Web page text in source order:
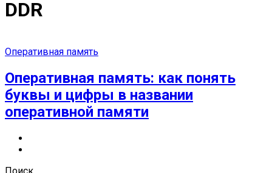
DDR
Оперативная память
Оперативная память: как понять
буквы и цифры в названии
оперативной памяти
Поиск